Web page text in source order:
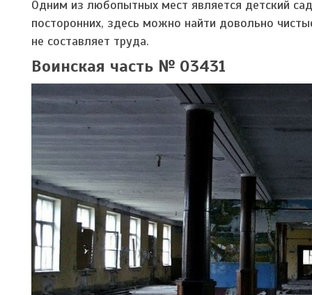
Одним из любопытных мест является детский
посторонних, здесь можно найти довольно
не составляет труда.
Воинская часть № 03431